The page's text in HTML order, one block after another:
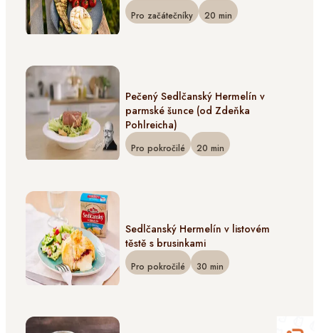
Pro začátečníky 20 min
Pečený Sedlčanský Hermelín v
parmské šunce (od Zdeňka
Pohlreicha)
Pro pokročilé 20 min
Sedlčanský Hermelín v listovém
těstě s brusinkami
Pro pokročilé 30 min